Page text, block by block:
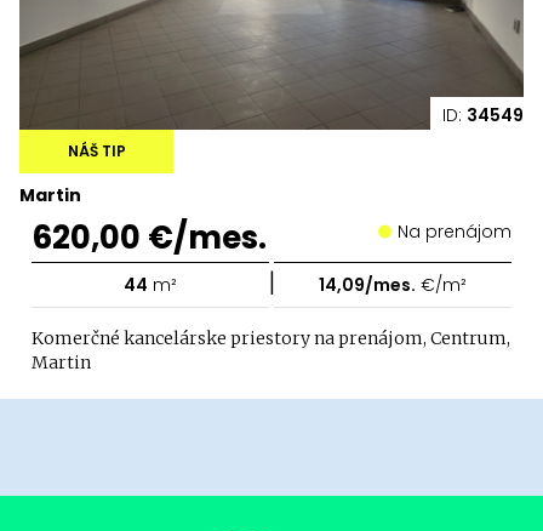
ID: 34549
Martin
NÁŠ TIP
620,00 €/mes. Na prenájom
44 m² | 14,09/mes. €/m²
Komerčné kancelárske priestory na prenájom, Centrum,
Martin